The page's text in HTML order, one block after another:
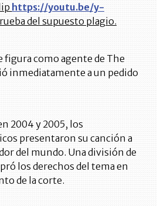
https://youtu.be/y-
del supuesto plagio.
figura como agente de The
inmediatamente a un pedido
2004 y 2005, los
presentaron su canción a
del mundo. Una división de
los derechos del tema en
de la corte.